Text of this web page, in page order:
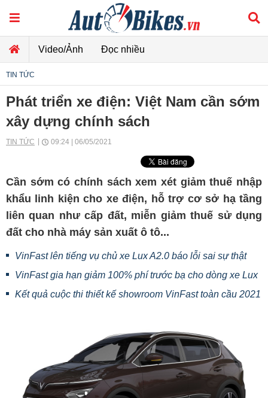
Video/Ảnh Đọc nhiều
TIN TỨC
Phát triển xe điện: Việt Nam cần sớm
xây dựng chính sách
TIN TỨC 09:24 | 06/05/2021
Cần sớm có chính sách xem xét giảm thuế nhập
khẩu linh kiện cho xe điện, hỗ trợ cơ sở hạ tầng
liên quan như cấp đất, miễn giảm thuế sử dụng
đất cho nhà máy sản xuất ô tô...
VinFast lên tiếng vụ chủ xe Lux A2.0 báo lỗi sai sự thật
VinFast gia hạn giảm 100% phí trước bạ cho dòng xe Lux
Kết quả cuộc thi thiết kế showroom VinFast toàn cầu 2021